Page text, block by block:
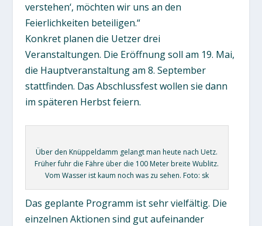
verstehen‘, möchten wir uns an den
Feierlichkeiten beteiligen.“
Konkret planen die Uetzer drei
Veranstaltungen. Die Eröffnung soll am 19. Mai,
die Hauptveranstaltung am 8. September
stattfinden. Das Abschlussfest wollen sie dann
im späteren Herbst feiern.
Über den Knüppeldamm gelangt man heute nach Uetz.
Früher fuhr die Fähre über die 100 Meter breite Wublitz.
Vom Wasser ist kaum noch was zu sehen. Foto: sk
Das geplante Programm ist sehr vielfältig. Die
einzelnen Aktionen sind gut aufeinander